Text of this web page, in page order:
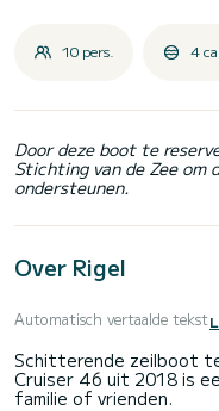
10 pers. 4
Door deze boot te
Stichting van de Zee om
ondersteunen.
Over Rigel
Automatisch vertaalde tekst
Schitterende zeilboot
Cruiser 46 uit 2018 is
familie of vrienden.